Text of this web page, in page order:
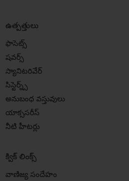
ఉత్పత్తులు
ఫాసెట్స్
షవర్స్
స్యానిటరివేర్
సిస్టెర్న్స్
అనుబంధ వస్తువులు
యాక్ససరీస్
నీటి హీటర్లు
క్విక్ లింక్స్
వాణిజ్య సందేహం